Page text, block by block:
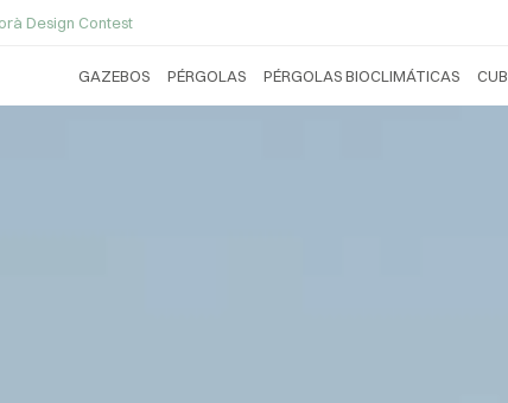
Design Contest
GAZEBOS PÉRGOLAS PÉRGOLAS BIOCLIMÁTICAS